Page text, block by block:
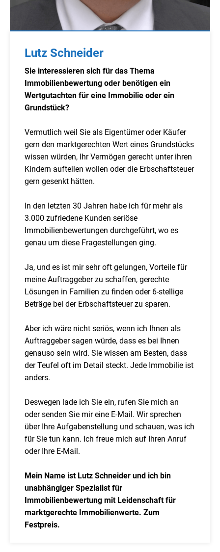
Lutz Schneider
Sie interessieren sich für das Thema
Immobilienbewertung oder benötigen ein
Wertgutachten für eine Immobilie oder ein
Grundstück?
Vermutlich weil Sie als Eigentümer oder Käufer
gern den marktgerechten Wert eines Grundstücks
wissen würden, Ihr Vermögen gerecht unter ihren
Kindern aufteilen wollen oder die Erbschaftsteuer
gern gesenkt hätten.
In den letzten 30 Jahren habe ich für mehr als
3.000 zufriedene Kunden seriöse
Immobilienbewertungen durchgeführt, wo es
genau um diese Fragestellungen ging.
Ja, und es ist mir sehr oft gelungen, Vorteile für
meine Auftraggeber zu schaffen, gerechte
Lösungen in Familien zu finden oder 6-stellige
Beträge bei der Erbschaftsteuer zu sparen.
Aber ich wäre nicht seriös, wenn ich Ihnen als
Auftraggeber sagen würde, dass es bei Ihnen
genauso sein wird. Sie wissen am Besten, dass
der Teufel oft im Detail steckt. Jede Immobilie ist
anders.
Deswegen lade ich Sie ein, rufen Sie mich an
oder senden Sie mir eine E-Mail. Wir sprechen
über Ihre Aufgabenstellung und schauen, was ich
für Sie tun kann. Ich freue mich auf Ihren Anruf
oder Ihre E-Mail.
Mein Name ist Lutz Schneider und ich bin
unabhängiger Spezialist für
Immobilienbewertung mit Leidenschaft für
marktgerechte Immobilienwerte. Zum
Festpreis.